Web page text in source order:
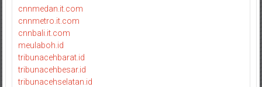
cnnmedan.it.com
cnnmetro.it.com
cnnbali.it.com
meulaboh.id
tribunacehbarat.id
tribunacehbesar.id
tribunacehselatan.id